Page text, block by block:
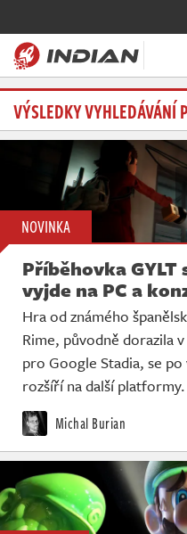
Magazín
Soutěže
Databáze
Komunita
Redakce
Živě
VÝSLEDKY VYHLEDÁVÁNÍ
NOVINKA
Příběhovka
vyjde na PC a
Hra od známého
Rime, původně dorazila
pro Google Stadia, se
rozšíří na další platformy.
Michal Burian